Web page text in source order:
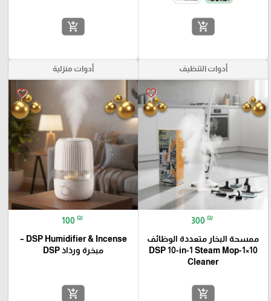
add_shopping_cart
add_shopping_cart
أدوات التنظيف
favorite_border
300 ₪
ممسحة البخار متعددة الوظائف
10×1-DSP 10-in-1 Steam Mop
Cleaner
add_shopping_cart
أدوات منزلية
favorite_border
100 ₪
DSP Humidifier & Incense –
مبخرة ورذاذ DSP
add_shopping_cart